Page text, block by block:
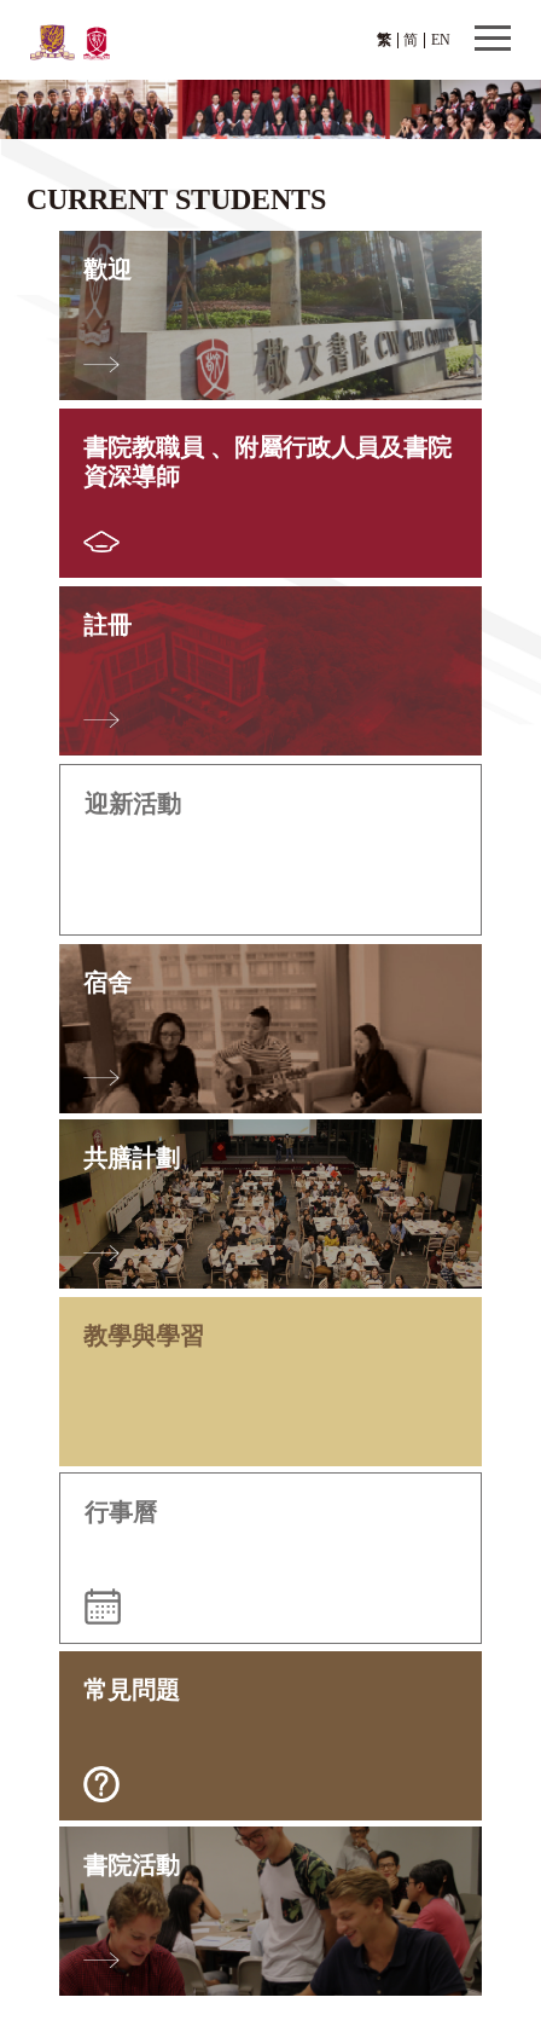
繁 EN
简
CURRENT STUDENTS
歡迎
書院教職員 、附屬行政人員及書院
資深導師
註冊
迎新活動
宿舍
共膳計劃
教學與學習
行事曆
常見問題
書院活動